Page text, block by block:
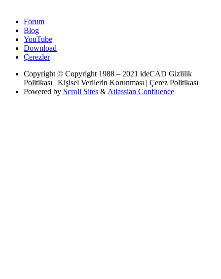
Forum
Blog
YouTube
Download
Çerezler
Copyright © Copyright 1988 – 2021 ideCAD Gizlilik
Politikası | Kişisel Verilerin Korunması | Çerez Politikası
Powered by Scroll Sites &Atlassian Confluence